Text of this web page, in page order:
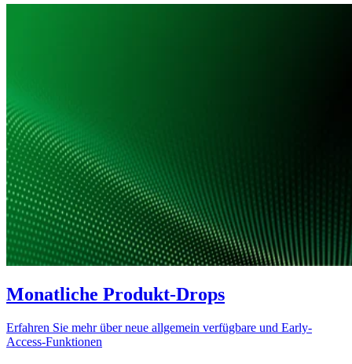
Monatliche Produkt-Drops
Erfahren Sie mehr über neue allgemein verfügbare und Early-
Access-Funktionen